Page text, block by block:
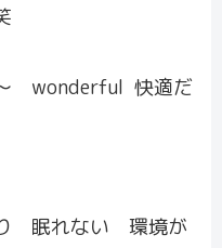
wonderful 快適だ
眠れない 環境が